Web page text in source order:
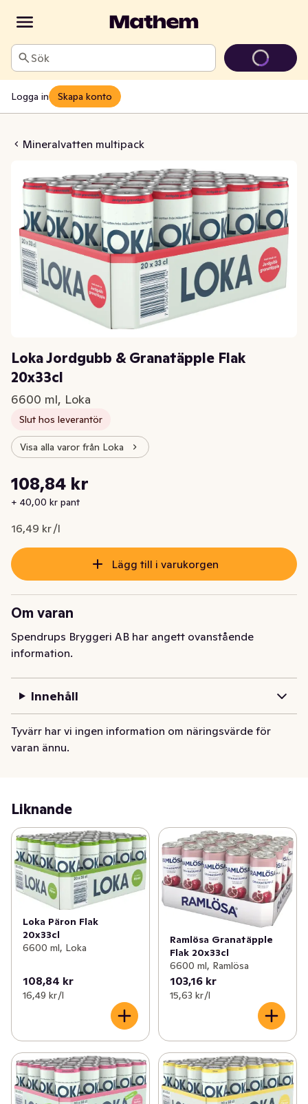
Sök
Logga in Skapa konto
Mineralvatten multipack
Flak 20x33cl
Loka Jordgubb & Granatäpple Flak
20x33cl
6600 ml, Loka
Slut hos leverantör
Visa alla varor från Loka
Nuvarande pris är: 108,84 kr
108,84 kr
+ 40,00 kr pant
16,49 kr /l
Styckpris: 16,49 kr /l
Lägg till i varukorgen
Om varan
Spendrups Bryggeri AB har angett ovanstående
information.
Innehåll
Tyvärr har vi ingen information om näringsvärde för
varan ännu.
Liknande
Loka Päron Flak
20x33cl
6600 ml, Loka
108,84 kr
16,49 kr /l
Ramlösa Granatäpple
Flak 20x33cl
6600 ml, Ramlösa
103,16 kr
15,63 kr /l